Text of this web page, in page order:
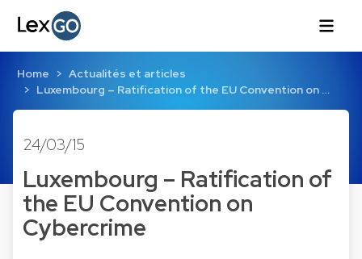
Home
Actualités et articles
Luxembourg – Ratification of the EU Convention on …
24/03/15
Luxembourg – Ratification of
the EU Convention on
Cybercrime